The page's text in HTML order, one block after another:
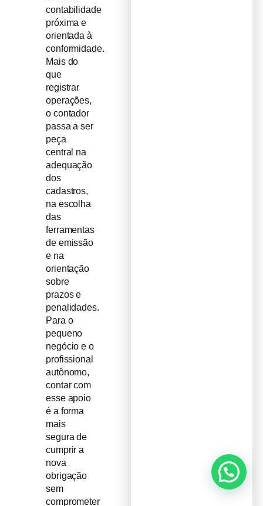
contabilidade
próxima e
orientada à
conformidade.
Mais do
que
registrar
operações,
o contador
passa a ser
peça
central na
adequação
dos
cadastros,
na escolha
das
ferramentas
de emissão
e na
orientação
sobre
prazos e
penalidades.
Para o
pequeno
negócio e o
profissional
autônomo,
contar com
esse apoio
é a forma
mais
segura de
cumprir a
nova
obrigação
sem
comprometer